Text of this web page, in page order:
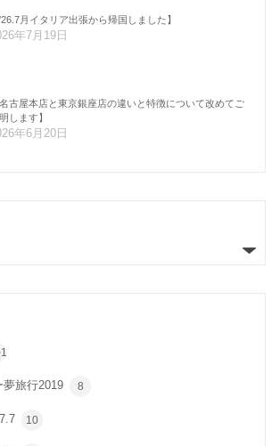
’26.7月イタリア出張から帰国しました】
年7月19日
名古屋本店と東京銀座店の違いと特徴について改めてご
します】
年6月20日
夢旅行2019 8
10